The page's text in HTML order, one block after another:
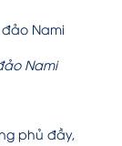
Nami
phủ đầy,